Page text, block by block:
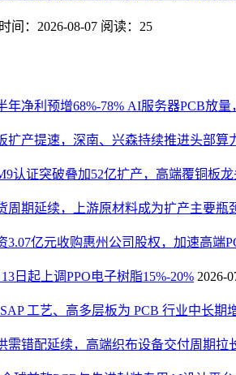
时间：2026-08-07 阅读：25
年净利预增68%-78% AI服务器PCB放
扩产提速，深南、兴森持续推进头部算
认证突破叠加52亿扩产，高端覆铜板
周期延续，上游原材料成为扩产主要瓶
3.07亿元收购惠州公司股权，加速高端
日起上调PPO电子树脂15%-20% 2026-
工艺、高多层板为 PCB 行业中长期
需错配延续，高端织布设备交付周期拉